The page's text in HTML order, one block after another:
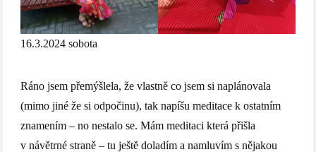
16.3.2024 sobota
Ráno jsem přemýšlela, že vlastně co jsem si naplánovala
(mimo jiné že si odpočinu), tak napíšu meditace k ostatním
znamením – no nestalo se. Mám meditaci která přišla
v návětrné straně – tu ještě doladím a namluvím s nějakou